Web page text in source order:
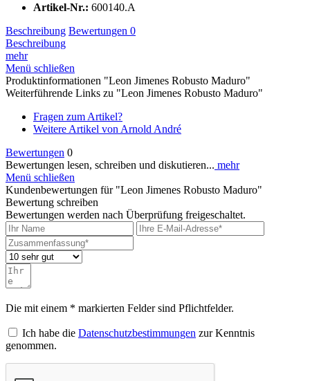
Artikel-Nr.: 600140.A
Beschreibung Bewertungen 0
Beschreibung
mehr
Menü schließen
Produktinformationen "Leon Jimenes Robusto Maduro"
Weiterführende Links zu "Leon Jimenes Robusto Maduro"
Fragen zum Artikel?
Weitere Artikel von Arnold André
Bewertungen 0
Bewertungen lesen, schreiben und diskutieren... mehr
Menü schließen
Kundenbewertungen für "Leon Jimenes Robusto Maduro"
Bewertung schreiben
Bewertungen werden nach Überprüfung freigeschaltet.
Die mit einem * markierten Felder sind Pflichtfelder.
Ich habe die Datenschutzbestimmungen zur Kenntnis
genommen.